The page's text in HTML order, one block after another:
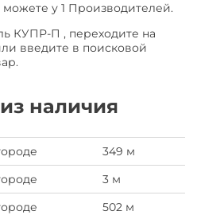
можете у 1 Производителей.
КУПР-П , переходите на
введите в поисковой
наличия
349 м
3 м
502 м